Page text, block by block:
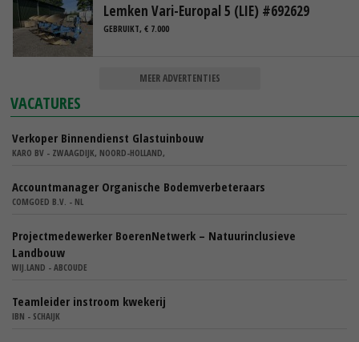
Lemken Vari-Europal 5 (LIE) #692629
GEBRUIKT, € 7.000
MEER ADVERTENTIES
VACATURES
Verkoper Binnendienst Glastuinbouw
KARO BV - ZWAAGDIJK, NOORD-HOLLAND,
Accountmanager Organische Bodemverbeteraars
COMGOED B.V. - NL
Projectmedewerker BoerenNetwerk – Natuurinclusieve
Landbouw
WIJ.LAND - ABCOUDE
Teamleider instroom kwekerij
IBN - SCHAIJK